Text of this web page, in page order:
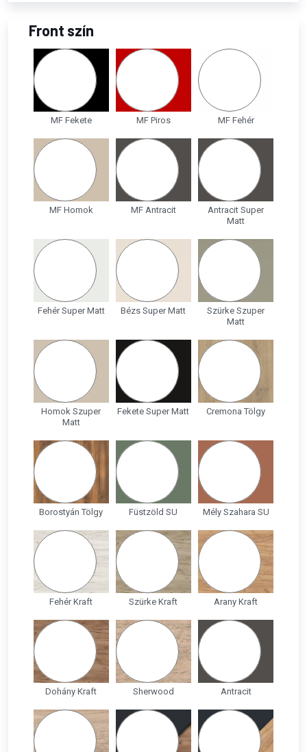
Front szín
MF Fekete MF Piros MF Fehér
MF Homok MF Antracit
Antracit Super
Matt
Fehér Super Matt Bézs Super Matt
Szürke Szuper
Matt
Homok Szuper
Matt
Fekete Super Matt Cremona Tölgy
Borostyán Tölgy Füstzöld SU Mély Szahara SU
Fehér Kraft Szürke Kraft Arany Kraft
Dohány Kraft Sherwood Antracit